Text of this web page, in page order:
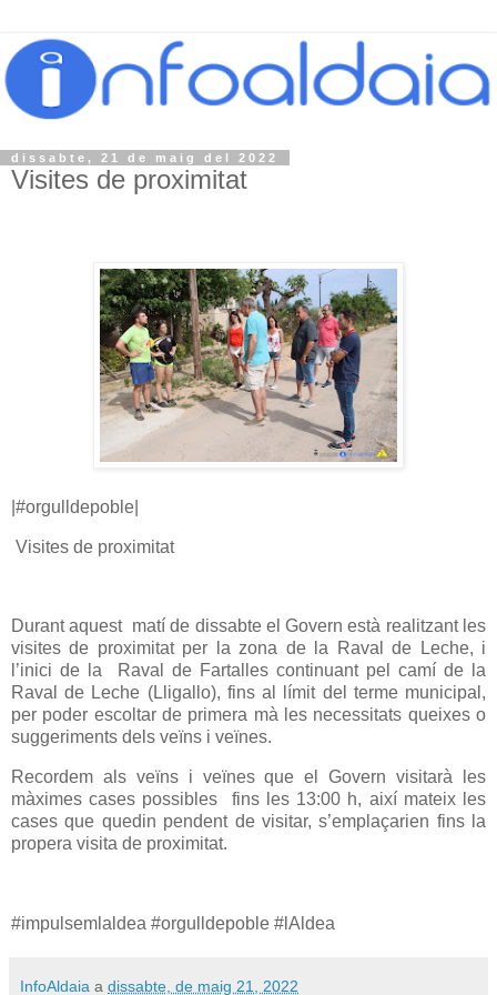
dissabte, 21 de maig del 2022
Visites de proximitat
|#orgulldepoble|
Visites de proximitat
Durant aquest matí de dissabte el Govern està realitzant les
visites de proximitat per la zona de la Raval de Leche, i
l’inici de la Raval de Fartalles continuant pel camí de la
Raval de Leche (Lligallo), fins al límit del terme municipal,
per poder escoltar de primera mà les necessitats queixes o
suggeriments dels veïns i veïnes.
Recordem als veïns i veïnes que el Govern visitarà les
màximes cases possibles fins les 13:00 h, així mateix les
cases que quedin pendent de visitar, s’emplaçarien fins la
propera visita de proximitat.
#impulsemlaldea #orgulldepoble #lAldea
InfoAldaia a dissabte, de maig 21, 2022